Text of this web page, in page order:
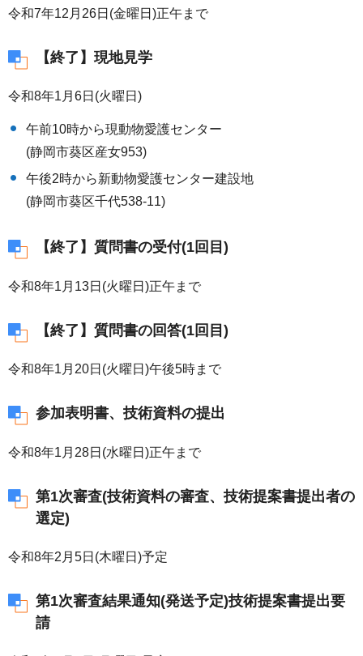
令和7年12月26日(金曜日)正午まで
【終了】現地見学
令和8年1月6日(火曜日)
午前10時から現動物愛護センター
(静岡市葵区産女953)
午後2時から新動物愛護センター建設地
(静岡市葵区千代538-11)
【終了】質問書の受付(1回目)
令和8年1月13日(火曜日)正午まで
【終了】質問書の回答(1回目)
令和8年1月20日(火曜日)午後5時まで
参加表明書、技術資料の提出
令和8年1月28日(水曜日)正午まで
第1次審査(技術資料の審査、技術提案書提出者の
選定)
令和8年2月5日(木曜日)予定
第1次審査結果通知(発送予定)技術提案書提出要
請